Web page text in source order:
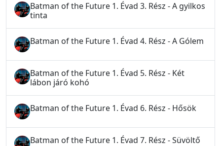
Batman of the Future 1. Évad 3. Rész - A gyilkos
tinta
Batman of the Future 1. Évad 4. Rész - A Gólem
Batman of the Future 1. Évad 5. Rész - Két
lábon járó kohó
Batman of the Future 1. Évad 6. Rész - Hősök
Batman of the Future 1. Évad 7. Rész - Süvöltő